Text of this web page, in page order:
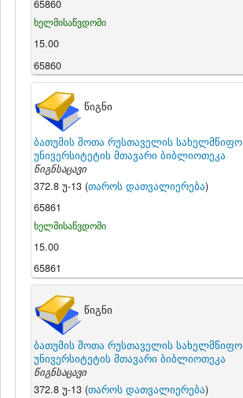
65860
ხელმისაწვდომი
15.00
65860
წიგნი
ბათუმის შოთა რუსთაველის სახელმწიფო
უნივერსიტეტის მთავარი ბიბლიოთეკა
წიგნსაცავი
372.8 უ-13 (თაროს დათვალიერება)
65861
ხელმისაწვდომი
15.00
65861
წიგნი
ბათუმის შოთა რუსთაველის სახელმწიფო
უნივერსიტეტის მთავარი ბიბლიოთეკა
წიგნსაცავი
372.8 უ-13 (თაროს დათვალიერება)